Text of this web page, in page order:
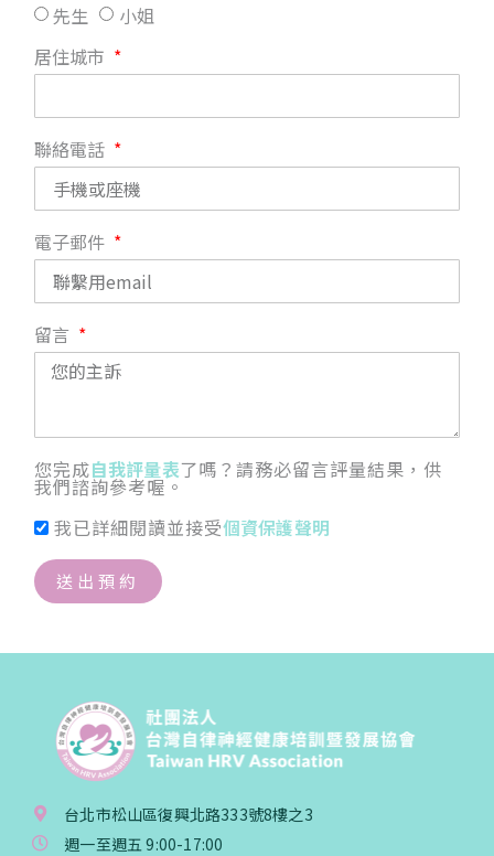
先生
小姐
居住城市
聯絡電話
電子郵件
留言
您完成自我評量表了嗎？請務必留言評量結果，供
我們諮詢參考喔。
我已詳細閱讀並接受個資保護聲明
送出預約
台北市松山區復興北路333號8樓之3
週一至週五 9:00-17:00